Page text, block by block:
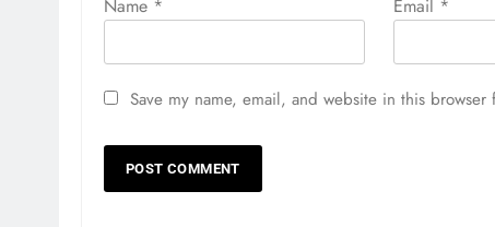
Name * Email *
Save my name, email, and website in this